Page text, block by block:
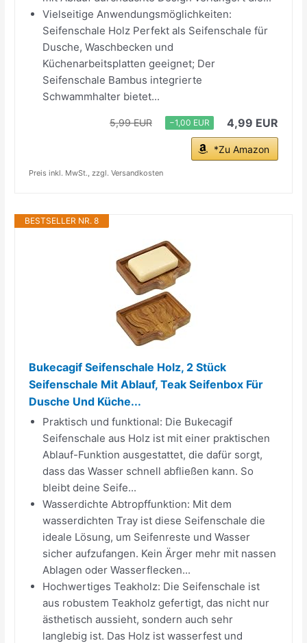
Vielseitige Anwendungsmöglichkeiten:
Seifenschale Holz Perfekt als Seifenschale für
Dusche, Waschbecken und
Küchenarbeitsplatten geeignet; Der
Seifenschale Bambus integrierte
Schwammhalter bietet...
5,99 EUR −1,00 EUR 4,99 EUR
*Zu Amazon
Preis inkl. MwSt., zzgl. Versandkosten
BESTSELLER NR. 8
Bukecagif Seifenschale Holz, 2 Stück
Seifenschale Mit Ablauf, Teak Seifenbox Für
Dusche Und Küche...
Praktisch und funktional: Die Bukecagif
Seifenschale aus Holz ist mit einer praktischen
Ablauf-Funktion ausgestattet, die dafür sorgt,
dass das Wasser schnell abfließen kann. So
bleibt deine Seife...
Wasserdichte Abtropffunktion: Mit dem
wasserdichten Tray ist diese Seifenschale die
ideale Lösung, um Seifenreste und Wasser
sicher aufzufangen. Kein Ärger mehr mit nassen
Ablagen oder Wasserflecken...
Hochwertiges Teakholz: Die Seifenschale ist
aus robustem Teakholz gefertigt, das nicht nur
ästhetisch aussieht, sondern auch sehr
langlebig ist. Das Holz ist wasserfest und